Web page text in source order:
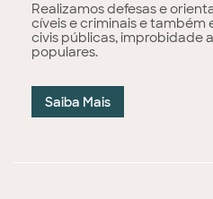
Realizamos defesas e
cíveis e criminais e também
civis públicas, improbidade
populares.
Saiba Mais